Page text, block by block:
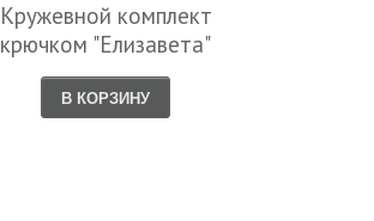
Кружевной комплект
крючком "Елизавета"
В КОРЗИНУ